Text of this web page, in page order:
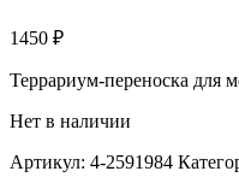
1450 ₽
Террариум-переноска для
Нет в наличии
Артикул: 4-2591984